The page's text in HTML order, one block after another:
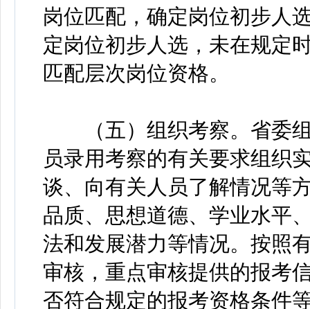
岗位匹配，确定岗位初步人
定岗位初步人选，未在规定
匹配层次岗位资格。
（五）组织考察。省委组
员录用考察的有关要求组织
谈、向有关人员了解情况等
品质、思想道德、学业水平
法和发展潜力等情况。按照
审核，重点审核提供的报考
否符合规定的报考资格条件